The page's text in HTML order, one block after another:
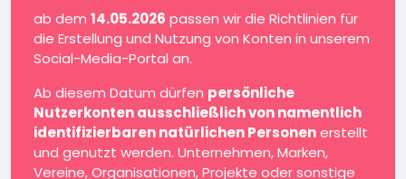
ab dem 14.05.2026 passen wir die Richtlinien für
die Erstellung und Nutzung von Konten in unserem
Social-Media-Portal an.
Ab diesem Datum dürfen persönliche
Nutzerkonten ausschließlich von namentlich
identifizierbaren natürlichen Personenerstellt
und genutzt werden. Unternehmen, Marken,
Vereine, Organisationen, Projekte oder sonstige